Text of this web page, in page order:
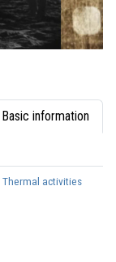
Basic information
Thermal activities